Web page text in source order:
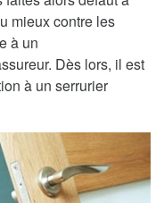
mieux contre les
à un
Dès lors, il est
à un serrurier